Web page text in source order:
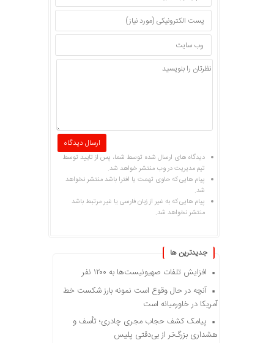
دیدگاه های ارسال شده توسط شما، پس از تایید توسط
تیم مدیریت در وب منتشر خواهد شد.
پیام هایی که حاوی تهمت یا افترا باشد منتشر نخواهد
شد.
پیام هایی که به غیر از زبان فارسی یا غیر مرتبط باشد
منتشر نخواهد شد.
جديدترين ها
افزایش تلفات صهیونیست‌ها به ۱۲۰۰ نفر
آنچه در حال وقوع است نمونه بارز شکست خط
آمریکا در خاورمیانه است
پیامک کشف حجاب مجری چادری؛ تأسف و
هشداری بزرگ‌تر از بی‌دقتی پلیس